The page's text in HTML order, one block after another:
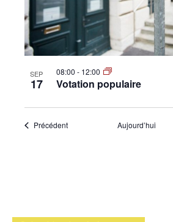
SEP
17
08:00 - 12:00
Votation populaire
PrécédentÉvènements Aujourd’hui